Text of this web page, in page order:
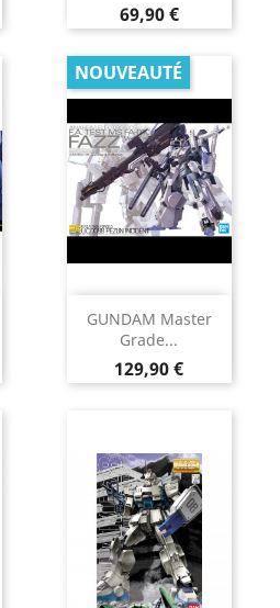
Prix
69,90 €
GUNDAM Master
Grade...
Prix
129,90 €
NOUVEAUTÉ